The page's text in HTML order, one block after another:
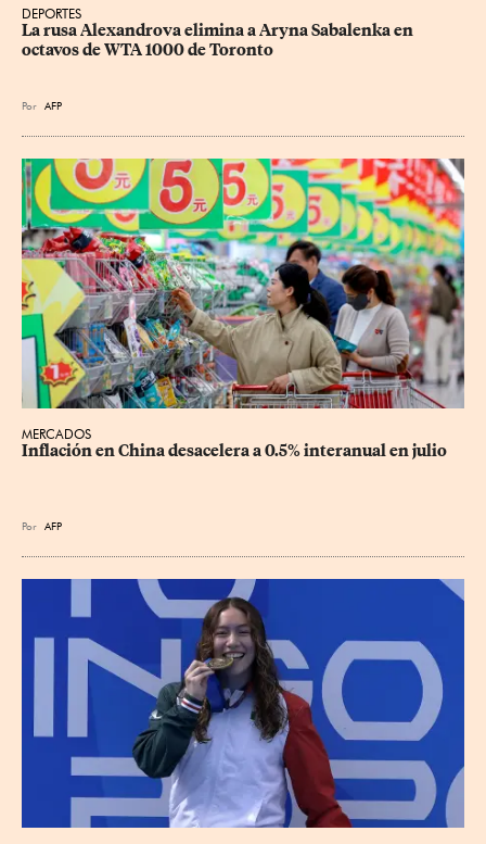
DEPORTES
La rusa Alexandrova elimina a Aryna Sabalenka en
octavos de WTA 1000 de Toronto
Por AFP
MERCADOS
Inflación en China desacelera a 0.5% interanual en julio
Por AFP